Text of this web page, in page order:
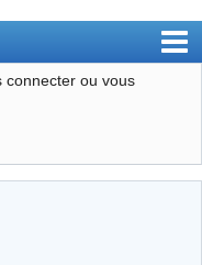
connecter ou vous